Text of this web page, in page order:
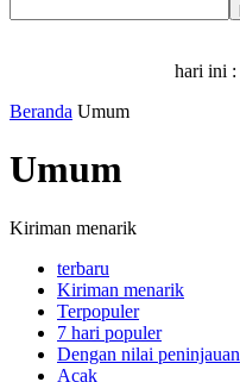
hari ini :
Beranda Umum
Umum
Kiriman menarik
terbaru
Kiriman menarik
Terpopuler
7 hari populer
Dengan nilai peninjauan
Acak